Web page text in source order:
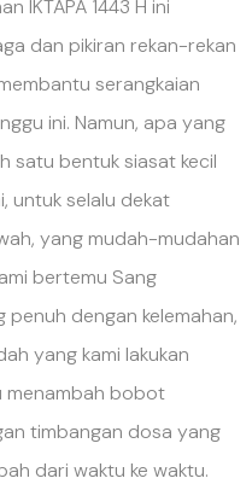
IKTAPA 1443 H ini
dan pikiran rekan-rekan
serangkaian
ini. Namun, apa yang
satu bentuk siasat kecil
untuk selalu dekat
yang mudah-mudahan
bertemu Sang
penuh dengan kelemahan,
yang kami lakukan
menambah bobot
timbangan dosa yang
dari waktu ke waktu.